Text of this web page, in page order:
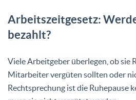
Arbeitszeitgesetz:
bezahlt?
Viele Arbeitgeber überlegen, ob sie
Mitarbeiter vergüten sollten oder
Rechtsprechung ist die Ruhepause